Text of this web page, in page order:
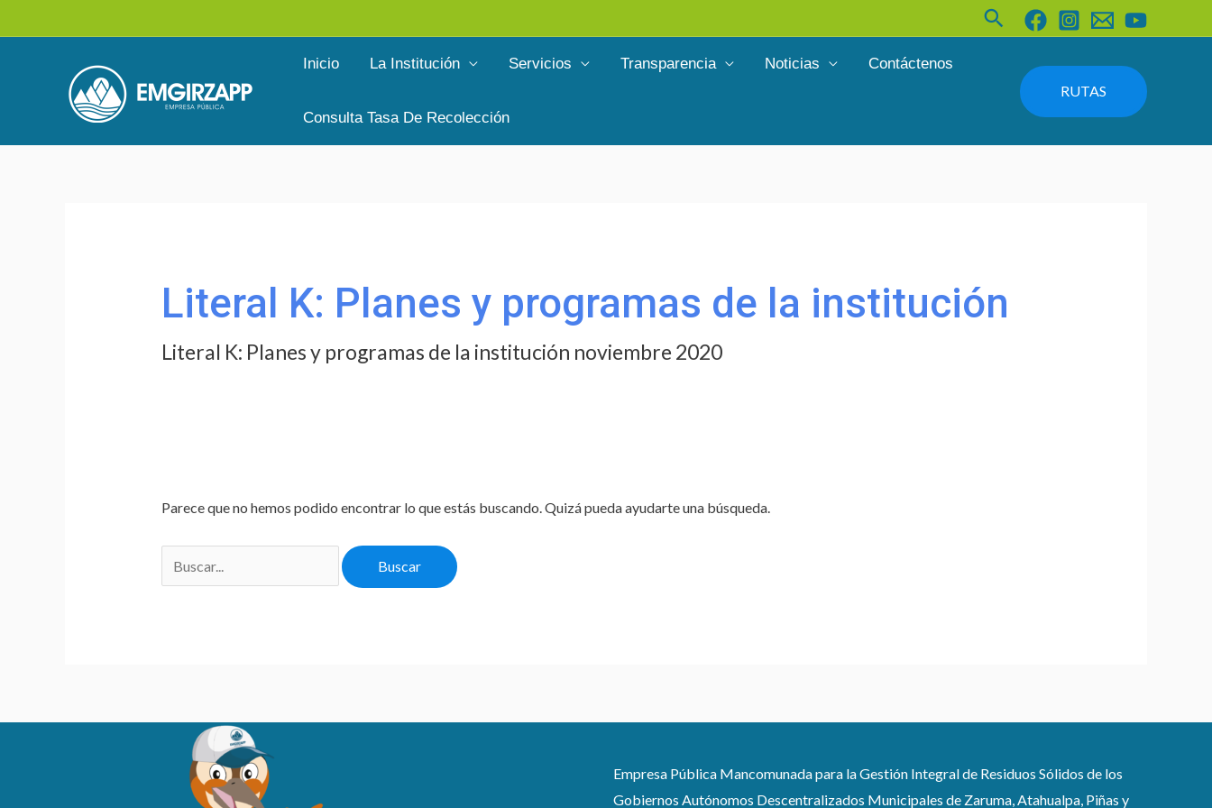
al
Buscar
Inicio La Institución Servicios Transparencia Noticias Contáctenos
Consulta Tasa De Recolección
RUTAS
Literal K: Planes y programas de la institución
Literal K: Planes y programas de la institución noviembre 2020
Parece que no hemos podido encontrar lo que estás buscando. Quizá pueda ayudarte una búsqueda.
Empresa Pública Mancomunada para la Gestión Integral de Residuos Sólidos de los
Gobiernos Autónomos Descentralizados Municipales de Zaruma, Atahualpa, Piñas y